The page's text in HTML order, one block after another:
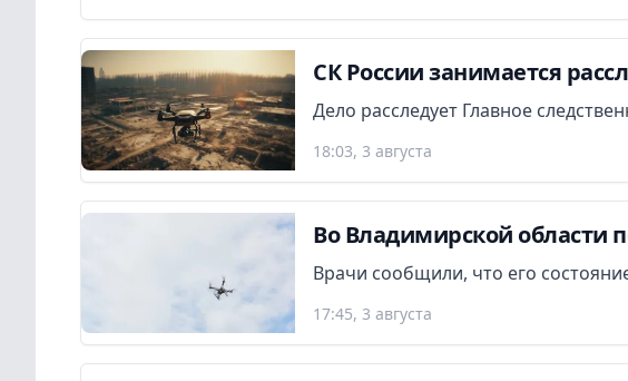
СК России занимается
Дело расследует Главное
18:03, 3 августа
Во Владимирской области
Врачи сообщили, что его
17:45, 3 августа